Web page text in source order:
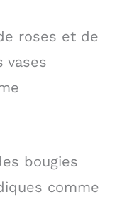
roses et de
vases
bougies
comme